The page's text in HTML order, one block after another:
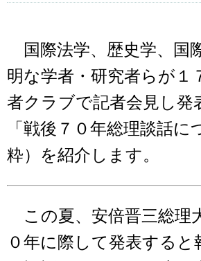
国際法学、歴史学、国
明な学者・研究者らが１
者クラブで記者会見し発
「戦後７０年総理談話に
粋）を紹介します。
この夏、安倍晋三総理
０年に際して発表すると